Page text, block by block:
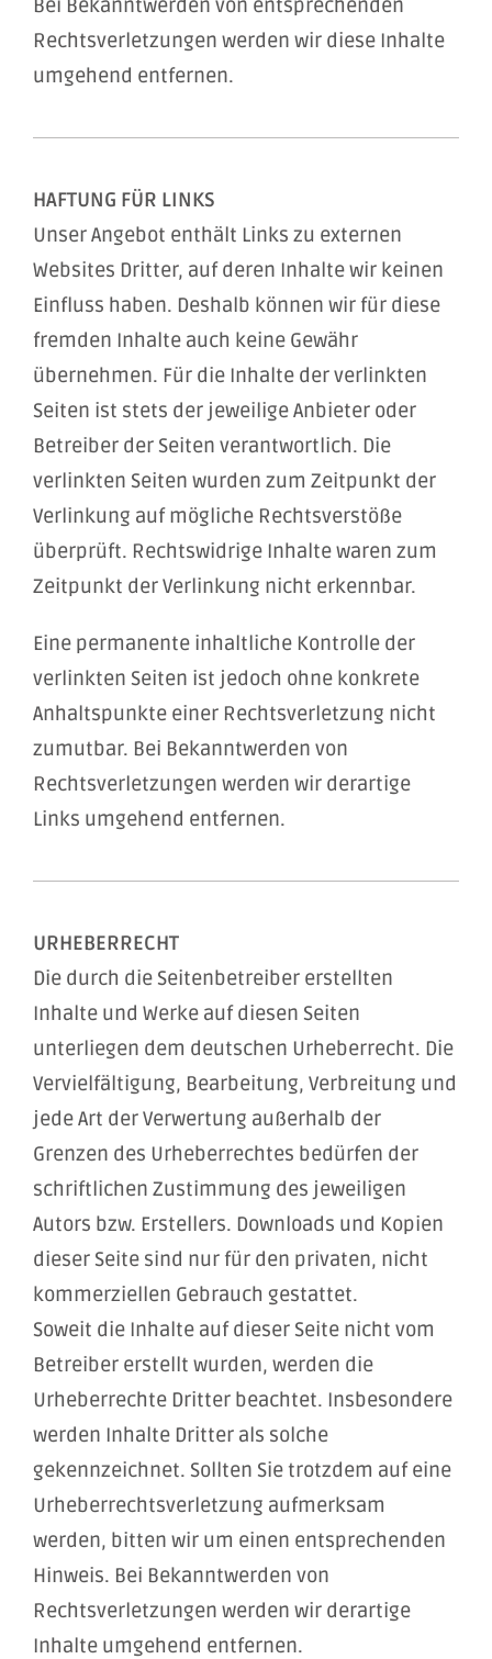
Bei Bekanntwerden von entsprechenden
Rechtsverletzungen werden wir diese Inhalte
umgehend entfernen.
HAFTUNG FÜR LINKS
Unser Angebot enthält Links zu externen
Websites Dritter, auf deren Inhalte wir keinen
Einfluss haben. Deshalb können wir für diese
fremden Inhalte auch keine Gewähr
übernehmen. Für die Inhalte der verlinkten
Seiten ist stets der jeweilige Anbieter oder
Betreiber der Seiten verantwortlich. Die
verlinkten Seiten wurden zum Zeitpunkt der
Verlinkung auf mögliche Rechtsverstöße
überprüft. Rechtswidrige Inhalte waren zum
Zeitpunkt der Verlinkung nicht erkennbar.
Eine permanente inhaltliche Kontrolle der
verlinkten Seiten ist jedoch ohne konkrete
Anhaltspunkte einer Rechtsverletzung nicht
zumutbar. Bei Bekanntwerden von
Rechtsverletzungen werden wir derartige
Links umgehend entfernen.
URHEBERRECHT
Die durch die Seitenbetreiber erstellten
Inhalte und Werke auf diesen Seiten
unterliegen dem deutschen Urheberrecht. Die
Vervielfältigung, Bearbeitung, Verbreitung und
jede Art der Verwertung außerhalb der
Grenzen des Urheberrechtes bedürfen der
schriftlichen Zustimmung des jeweiligen
Autors bzw. Erstellers. Downloads und Kopien
dieser Seite sind nur für den privaten, nicht
kommerziellen Gebrauch gestattet.
Soweit die Inhalte auf dieser Seite nicht vom
Betreiber erstellt wurden, werden die
Urheberrechte Dritter beachtet. Insbesondere
werden Inhalte Dritter als solche
gekennzeichnet. Sollten Sie trotzdem auf eine
Urheberrechtsverletzung aufmerksam
werden, bitten wir um einen entsprechenden
Hinweis. Bei Bekanntwerden von
Rechtsverletzungen werden wir derartige
Inhalte umgehend entfernen.